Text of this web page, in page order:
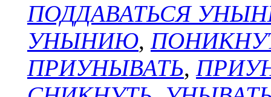
ПОДДАВАТЬСЯ
УНЫНИЮ,
ПРИУНЫВАТЬ,